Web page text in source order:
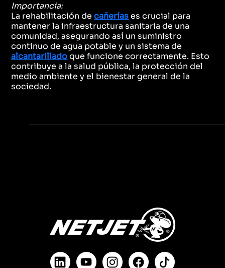
Importancia:
La rehabilitación decañeríases crucial para
mantener la infraestructura sanitaria de una
comunidad, asegurando así un suministro
continuo de agua potable y un sistema de
alcantarilladoque funcione correctamente. Esto
contribuye a la salud pública, la protección del
medio ambiente y el bienestar general de la
sociedad.